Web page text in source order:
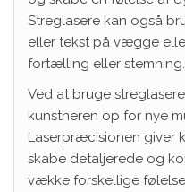
Streglasere kan også
eller tekst på vægge
fortælling eller stemning.
Ved at bruge
kunstneren op for nye
Laserpræcisionen giver
skabe detaljerede og
vække forskellige